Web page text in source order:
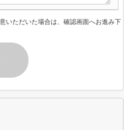
いただいた場合は、確認画面へお進み下